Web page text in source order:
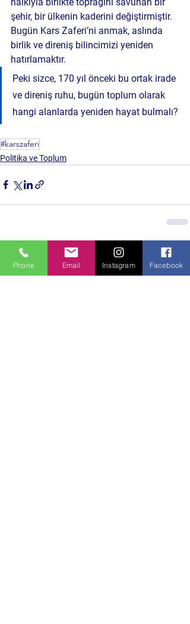
şehir, bir ülkenin kaderini değiştirmiştir.
Bugün Kars Zaferi’ni anmak, aslında
birlik ve direniş bilincimizi yeniden
hatırlamaktır.
Peki sizce, 170 yıl önceki bu ortak irade
ve direniş ruhu, bugün toplum olarak
hangi alanlarda yeniden hayat bulmalı?
#karszaferi
Politika ve Toplum
Son Yazılar Hepsini Gör
Phone Email Instagram Facebook